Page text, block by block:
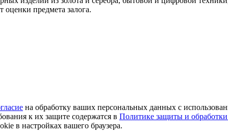
оценки предмета залога.
на обработку ваших персональных данных с
к их защите содержатся в Политике защиты и
в настройках вашего браузера.